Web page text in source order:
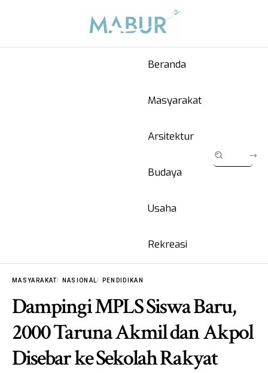
Beranda
Masyarakat
Arsitektur
Budaya
Usaha
Rekreasi
MASYARAKAT NASIONAL PENDIDIKAN
Dampingi MPLS Siswa Baru,
2000 Taruna Akmil dan Akpol
Disebar ke Sekolah Rakyat